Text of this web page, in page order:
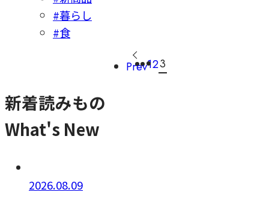
#暮らし
#食
Prev123
新着読みもの
What's New
2026.08.09